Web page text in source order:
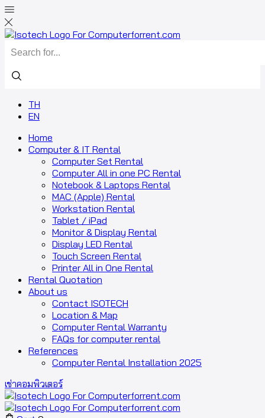
TH
EN
Home
Computer & IT Rental
Computer Set Rental
Computer All in one PC Rental
Notebook & Laptops Rental
MAC (Apple) Rental
Workstation Rental
Tablet / iPad
Monitor & Display Rental
Display LED Rental
Touch Screen Rental
Printer All in One Rental
Rental Quotation
About us
Contact ISOTECH
Location & Map
Computer Rental Warranty
FAQs for computer rental
References
Computer Rental Installation 2025
เช่าคอมพิวเตอร์